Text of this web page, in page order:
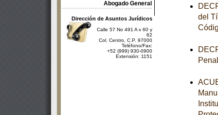
Abogado General
Dirección de Asuntos Jurídicos
Calle 57 No 491 A x 60 y
62
Col. Centro, C.P. 97000
Teléfono/Fax:
+52 (999) 930-0900
Extensión: 1151
del